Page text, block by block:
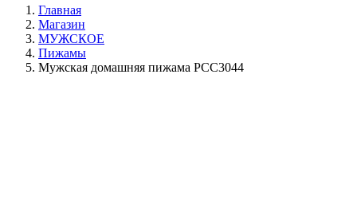
Главная
Магазин
МУЖСКОЕ
Пижамы
Мужская домашняя пижама PCC3044